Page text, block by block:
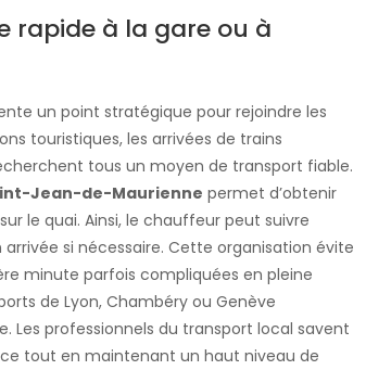
rapide à la gare ou à
un point stratégique pour rejoindre les
touristiques, les arrivées de trains
tous un moyen de transport fiable.
Jean-de-Maurienne permet d’obtenir
le quai. Ainsi, le chauffeur peut suivre
si nécessaire. Cette organisation évite
minute parfois compliquées en pleine
de Lyon, Chambéry ou Genève
Les professionnels du transport local savent
tout en maintenant un haut niveau de